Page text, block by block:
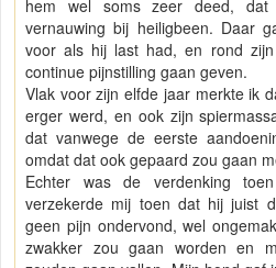
hem wel soms zeer deed,
vernauwing bij heiligbeen. Daar
voor als hij last had, en rond
continue pijnstilling gaan geven.
Vlak voor zijn elfde jaar merkte ik
erger werd, en ook zijn
dat vanwege de eerste
omdat dat ook gepaard zou gaan
Echter was de verdenking
verzekerde mij toen dat hij juist
geen pijn ondervond, wel
zwakker zou gaan worden en